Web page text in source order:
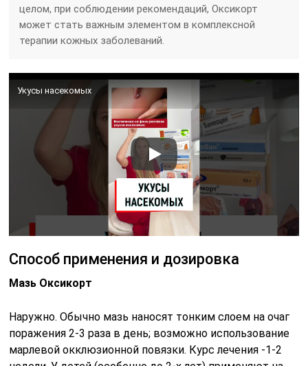
целом, при соблюдении рекомендаций, Оксикорт
может стать важным элементом в комплексной
терапии кожных заболеваний.
Укусы насекомых
Способ применения и дозировка
Мазь Оксикорт
Наружно. Обычно мазь наносят тонким слоем на очаг
поражения 2-3 раза в день; возможно использование
марлевой окклюзионной повязки. Курс лечения -1-2